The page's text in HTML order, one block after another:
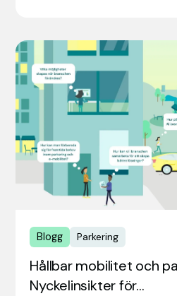
Blogg Parkering
Hållbar mobilitet och
Nyckelinsikter för…